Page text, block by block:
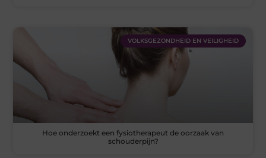
VOLKSGEZONDHEID EN VEILIGHEID
Hoe onderzoekt een fysiotherapeut de oorzaak van
schouderpijn?